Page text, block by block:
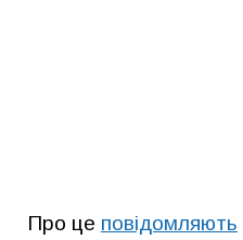
Про це повідомляють